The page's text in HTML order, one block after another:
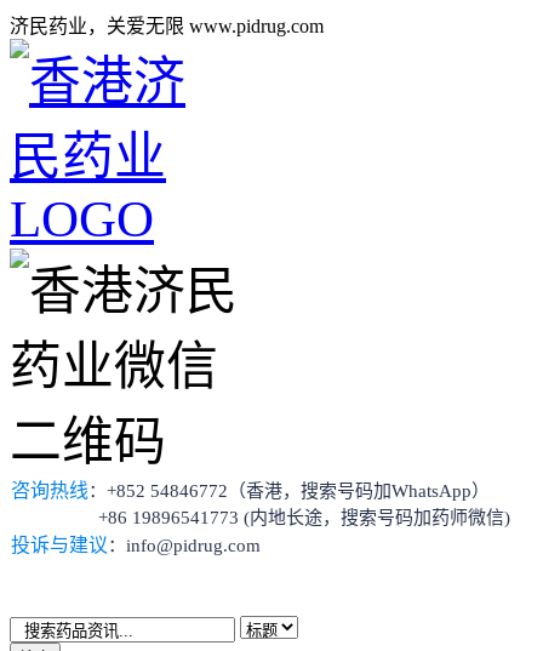
济民药业，关爱无限 www.pidrug.com
咨询热线：+852 54846772（香港，搜索号码加WhatsApp）
+86 19896541773 (内地长途，搜索号码加药师微信)
投诉与建议：info@pidrug.com